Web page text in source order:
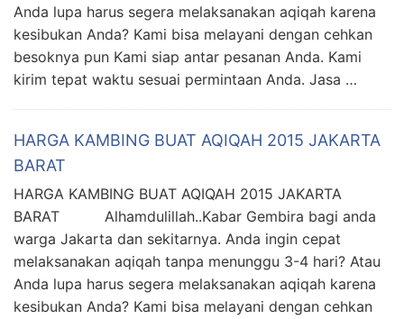
Anda lupa harus segera melaksanakan aqiqah karena
kesibukan Anda? Kami bisa melayani dengan cehkan
besoknya pun Kami siap antar pesanan Anda. Kami
kirim tepat waktu sesuai permintaan Anda. Jasa …
HARGA KAMBING BUAT AQIQAH 2015 JAKARTA
BARAT
HARGA KAMBING BUAT AQIQAH 2015 JAKARTA
BARAT Alhamdulillah..Kabar Gembira bagi anda
warga Jakarta dan sekitarnya. Anda ingin cepat
melaksanakan aqiqah tanpa menunggu 3-4 hari? Atau
Anda lupa harus segera melaksanakan aqiqah karena
kesibukan Anda? Kami bisa melayani dengan cehkan